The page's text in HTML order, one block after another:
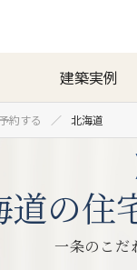
建築実例
約する 北海道
道の住
一条のこだ